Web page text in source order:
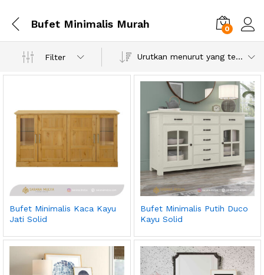
Bufet Minimalis Murah 0
Filter Urutkan menurut yang terbaru
Bufet Minimalis Kaca Kayu
Jati Solid
Bufet Minimalis Putih Duco
Kayu Solid